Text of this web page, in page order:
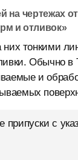
чертежах
и отливок»
них тонкими
Обычно в
и
с